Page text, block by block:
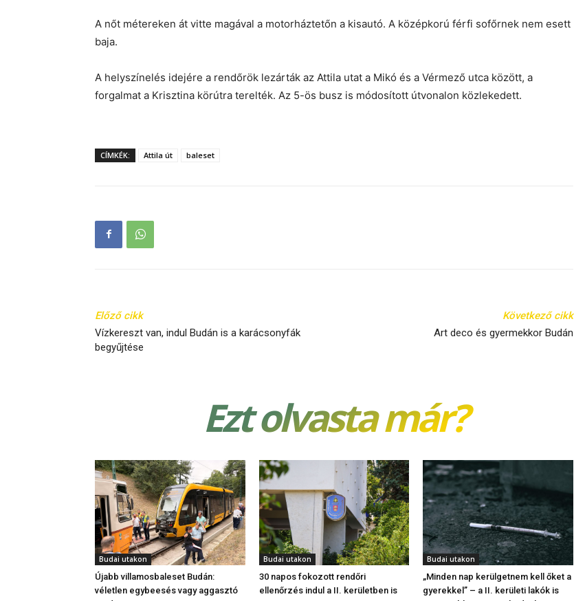
A nőt métereken át vitte magával a motorháztetőn a kisautó. A középkorú férfi sofőrnek nem esett
baja.
A helyszínelés idejére a rendőrök lezárták az Attila utat a Mikó és a Vérmező utca között, a
forgalmat a Krisztina körútra terelték. Az 5-ös busz is módosított útvonalon közlekedett.
CÍMKÉK: Attila út baleset
Előző cikk
Vízkereszt van, indul Budán is a karácsonyfák
begyűjtése
Következő cikk
Art deco és gyermekkor Budán
Ezt olvasta már?
Budai utakon
Újabb villamosbaleset Budán:
véletlen egybeesés vagy aggasztó
Budai utakon
30 napos fokozott rendőri
ellenőrzés indul a II. kerületben is
Budai utakon
„Minden nap kerülgetnem kell őket a
gyerekkel” – a II. kerületi lakók is